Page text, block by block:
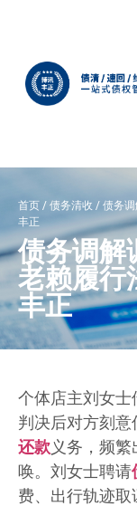
首页/债务清收 /债务
丰正
债务调解
老赖履行
丰正
个体店主刘女士
判决后对方刻
还款义务，频
唤。刘女士聘请
费、出行轨迹取